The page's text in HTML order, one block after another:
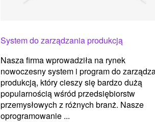
System do zarządzania produkcją
Nasza firma wprowadziła na rynek
nowoczesny system i program do
produkcją, który cieszy się bardzo dużą
popularnością wśród przedsiębiorstw
przemysłowych z różnych branż. Nasze
oprogramowanie ...